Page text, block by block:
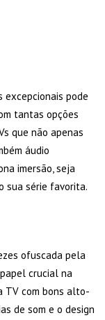
pode
tantas opções
que não apenas
áudio
imersão, seja
sua série favorita.
ofuscada pela
crucial na
TV com bons alto-
de som e o design